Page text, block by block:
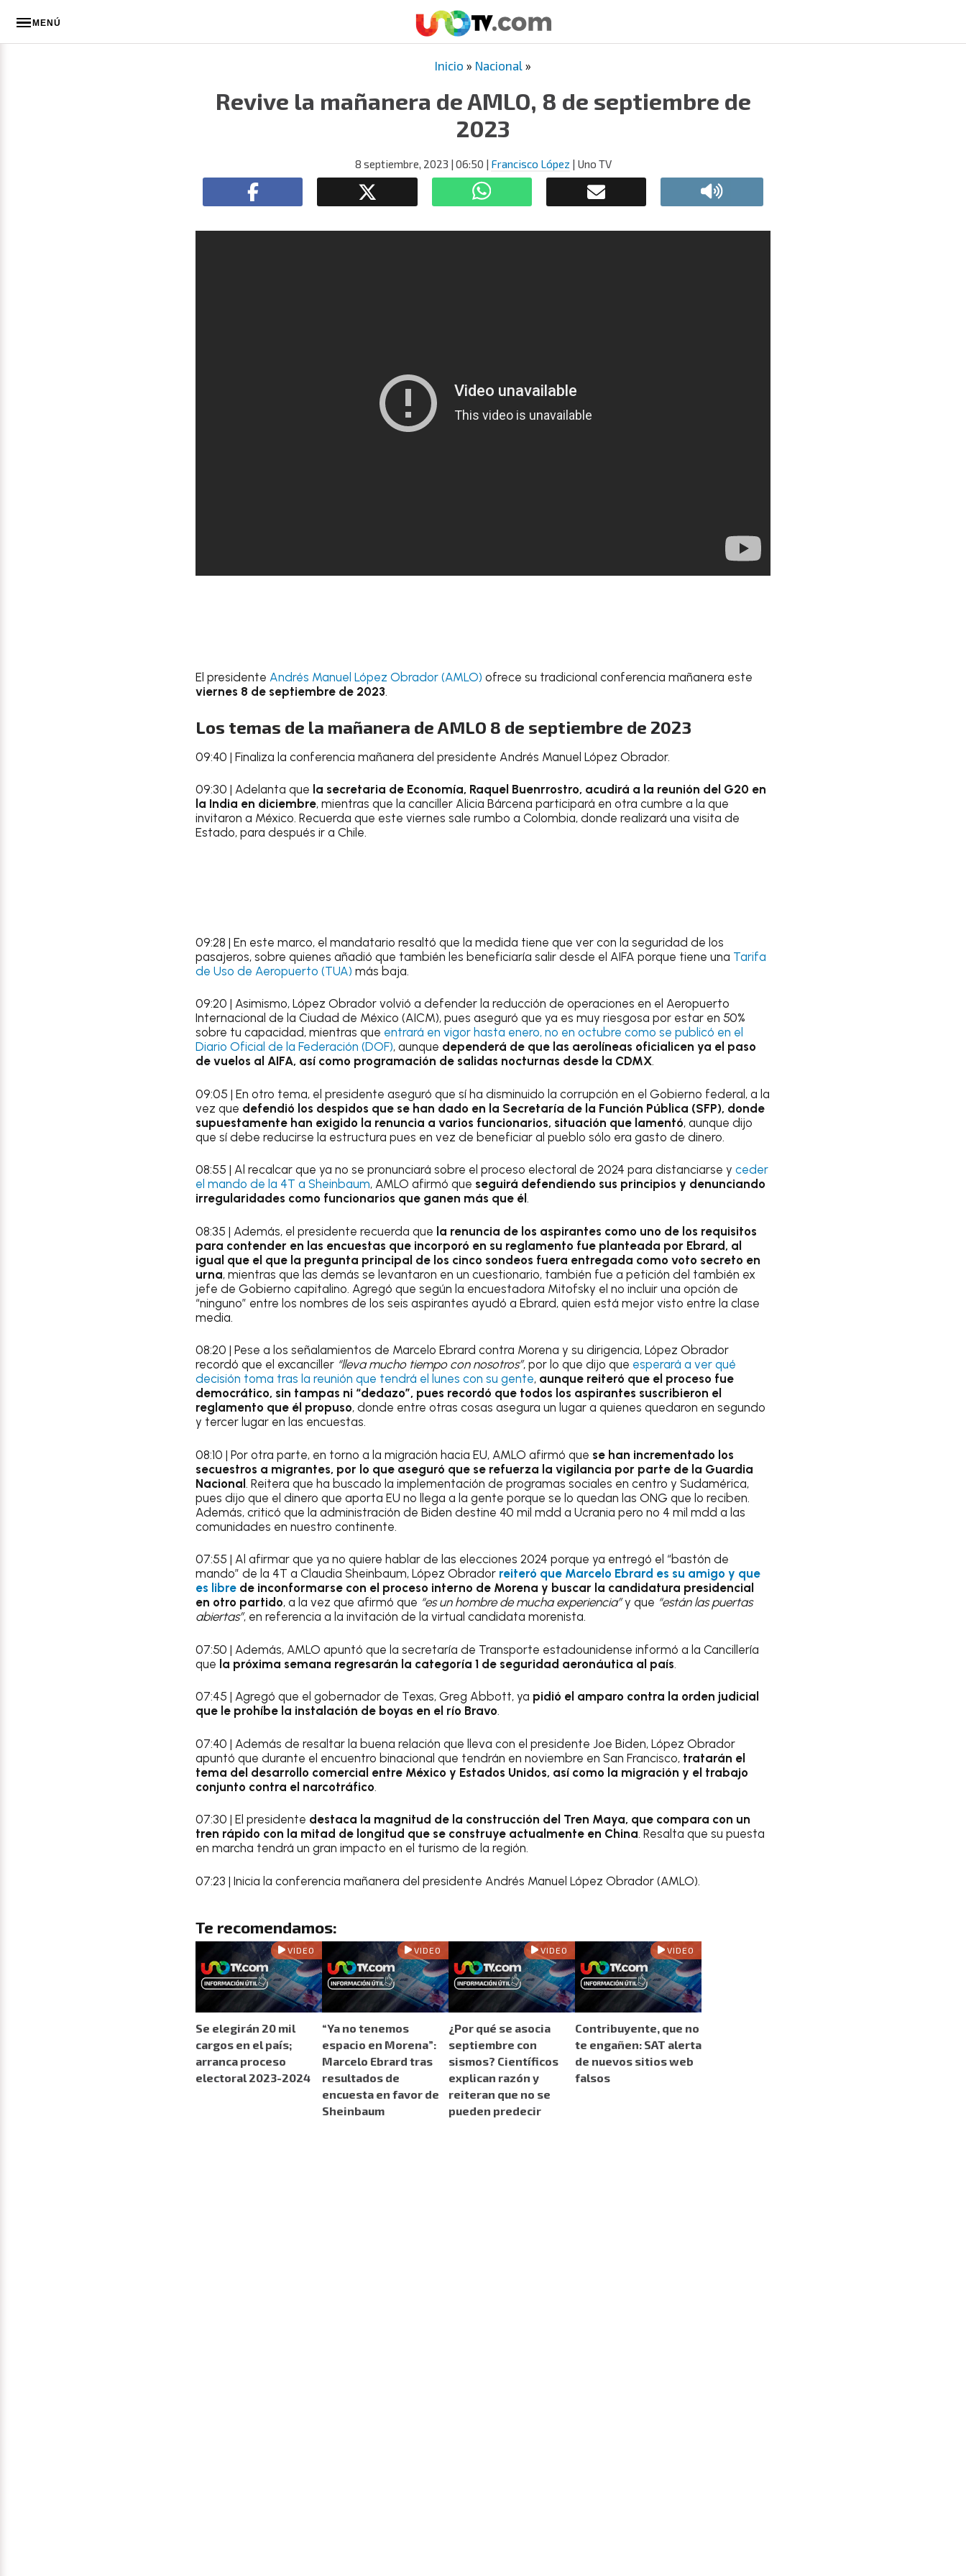
MENÚ
Inicio » Nacional »
Revive la mañanera de AMLO, 8 de septiembre de
2023
8 septiembre, 2023 | 06:50 | Francisco López | Uno TV
El presidente Andrés Manuel López Obrador (AMLO) ofrece su tradicional conferencia mañanera este
viernes 8 de septiembre de 2023.
Los temas de la mañanera de AMLO 8 de septiembre de 2023
09:40 | Finaliza la conferencia mañanera del presidente Andrés Manuel López Obrador.
09:30 | Adelanta que la secretaria de Economía, Raquel Buenrrostro, acudirá a la reunión del G20 en
la India en diciembre, mientras que la canciller Alicia Bárcena participará en otra cumbre a la que
invitaron a México. Recuerda que este viernes sale rumbo a Colombia, donde realizará una visita de
Estado, para después ir a Chile.
09:28 | En este marco, el mandatario resaltó que la medida tiene que ver con la seguridad de los
pasajeros, sobre quienes añadió que también les beneficiaría salir desde el AIFA porque tiene una Tarifa
de Uso de Aeropuerto (TUA) más baja.
09:20 | Asimismo, López Obrador volvió a defender la reducción de operaciones en el Aeropuerto
Internacional de la Ciudad de México (AICM), pues aseguró que ya es muy riesgosa por estar en 50%
sobre tu capacidad, mientras que entrará en vigor hasta enero, no en octubre como se publicó en el
Diario Oficial de la Federación (DOF), aunque dependerá de que las aerolíneas oficialicen ya el paso
de vuelos al AIFA, así como programación de salidas nocturnas desde la CDMX.
09:05 | En otro tema, el presidente aseguró que sí ha disminuido la corrupción en el Gobierno federal, a la
vez que defendió los despidos que se han dado en la Secretaría de la Función Pública (SFP), donde
supuestamente han exigido la renuncia a varios funcionarios, situación que lamentó, aunque dijo
que sí debe reducirse la estructura pues en vez de beneficiar al pueblo sólo era gasto de dinero.
08:55 | Al recalcar que ya no se pronunciará sobre el proceso electoral de 2024 para distanciarse y ceder
el mando de la 4T a Sheinbaum, AMLO afirmó que seguirá defendiendo sus principios y denunciando
irregularidades como funcionarios que ganen más que él .
08:35 | Además, el presidente recuerda que la renuncia de los aspirantes como uno de los requisitos
para contender en las encuestas que incorporó en su reglamento fue planteada por Ebrard, al
igual que el que la pregunta principal de los cinco sondeos fuera entregada como voto secreto en
urna, mientras que las demás se levantaron en un cuestionario, también fue a petición del también ex
jefe de Gobierno capitalino. Agregó que según la encuestadora Mitofsky el no incluir una opción de
“ninguno” entre los nombres de los seis aspirantes ayudó a Ebrard, quien está mejor visto entre la clase
media.
08:20 | Pese a los señalamientos de Marcelo Ebrard contra Morena y su dirigencia, López Obrador
recordó que el excanciller “lleva mucho tiempo con nosotros”, por lo que dijo que esperará a ver qué
decisión toma tras la reunión que tendrá el lunes con su gente, aunque reiteró que el proceso fue
democrático, sin tampas ni “dedazo”, pues recordó que todos los aspirantes suscribieron el
reglamento que él propuso, donde entre otras cosas asegura un lugar a quienes quedaron en segundo
y tercer lugar en las encuestas.
08:10 | Por otra parte, en torno a la migración hacia EU, AMLO afirmó que se han incrementado los
secuestros a migrantes, por lo que aseguró que se refuerza la vigilancia por parte de la Guardia
Nacional. Reitera que ha buscado la implementación de programas sociales en centro y Sudamérica,
pues dijo que el dinero que aporta EU no llega a la gente porque se lo quedan las ONG que lo reciben.
Además, criticó que la administración de Biden destine 40 mil mdd a Ucrania pero no 4 mil mdd a las
comunidades en nuestro continente.
07:55 | Al afirmar que ya no quiere hablar de las elecciones 2024 porque ya entregó el “bastón de
mando” de la 4T a Claudia Sheinbaum, López Obrador reiteró que Marcelo Ebrard es su amigo y que
es libre de inconformarse con el proceso interno de Morena y buscar la candidatura presidencial
en otro partido, a la vez que afirmó que “es un hombre de mucha experiencia”y que “están las puertas
abiertas”, en referencia a la invitación de la virtual candidata morenista.
07:50 | Además, AMLO apuntó que la secretaría de Transporte estadounidense informó a la Cancillería
que la próxima semana regresarán la categoría 1 de seguridad aeronáutica al país.
07:45 | Agregó que el gobernador de Texas, Greg Abbott, ya pidió el amparo contra la orden judicial
que le prohíbe la instalación de boyas en el río Bravo.
07:40 | Además de resaltar la buena relación que lleva con el presidente Joe Biden, López Obrador
apuntó que durante el encuentro binacional que tendrán en noviembre en San Francisco, tratarán el
tema del desarrollo comercial entre México y Estados Unidos, así como la migración y el trabajo
conjunto contra el narcotráfico.
07:30 | El presidente destaca la magnitud de la construcción del Tren Maya, que compara con un
tren rápido con la mitad de longitud que se construye actualmente en China. Resalta que su puesta
en marcha tendrá un gran impacto en el turismo de la región.
07:23 | Inicia la conferencia mañanera del presidente Andrés Manuel López Obrador (AMLO).
Te recomendamos:
VIDEO
Se elegirán 20 mil
cargos en el país;
arranca proceso
electoral 2023-2024
VIDEO
“Ya no tenemos
espacio en Morena”:
Marcelo Ebrard tras
resultados de
encuesta en favor de
Sheinbaum
VIDEO
¿Por qué se asocia
septiembre con
sismos? Científicos
explican razón y
reiteran que no se
pueden predecir
VIDEO
Contribuyente, que no
te engañen: SAT alerta
de nuevos sitios web
falsos